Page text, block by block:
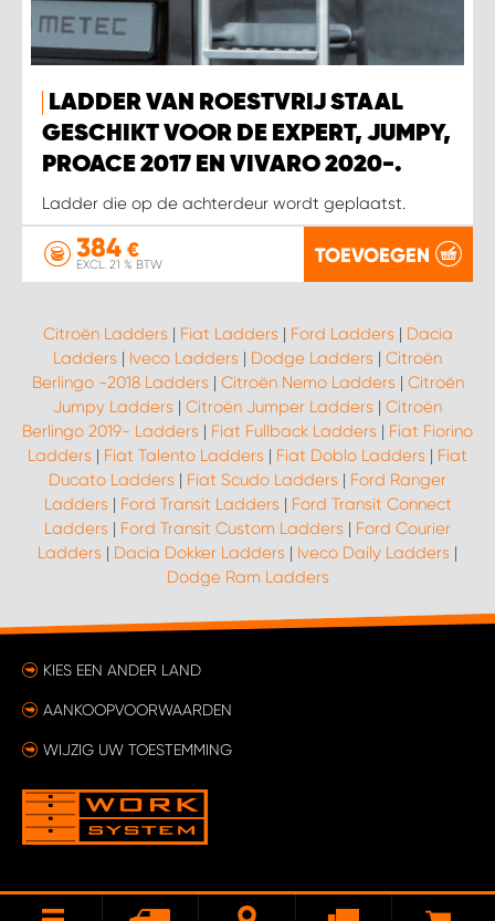
LADDER VAN ROESTVRIJ STAAL
GESCHIKT VOOR DE EXPERT, JUMPY,
PROACE 2017 EN VIVARO 2020-.
Ladder die op de achterdeur wordt geplaatst.
384 €
EXCL. 21 % BTW TOEVOEGEN
Citroën Ladders | Fiat Ladders | Ford Ladders | Dacia
Ladders | Iveco Ladders | Dodge Ladders | Citroën
Berlingo -2018 Ladders | Citroën Nemo Ladders | Citroën
Jumpy Ladders | Citroën Jumper Ladders | Citroën
Berlingo 2019- Ladders | Fiat Fullback Ladders | Fiat Fiorino
Ladders | Fiat Talento Ladders | Fiat Doblo Ladders | Fiat
Ducato Ladders | Fiat Scudo Ladders | Ford Ranger
Ladders | Ford Transit Ladders | Ford Transit Connect
Ladders | Ford Transit Custom Ladders | Ford Courier
Ladders | Dacia Dokker Ladders | Iveco Daily Ladders |
Dodge Ram Ladders
KIES EEN ANDER LAND
AANKOOPVOORWAARDEN
WIJZIG UW TOESTEMMING